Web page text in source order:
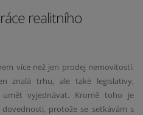
realitního
více než jen prodej nemovitostí.
znalá trhu, ale také legislativy,
vyjednávat. Kromě toho je
protože se setkávám s